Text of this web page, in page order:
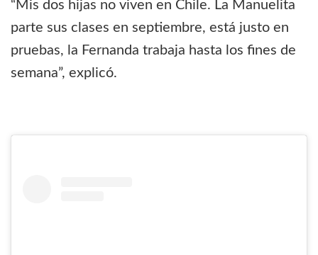
“Mis dos hijas no viven en Chile. La Manuelita
parte sus clases en septiembre, está justo en
pruebas, la Fernanda trabaja hasta los fines de
semana”, explicó.